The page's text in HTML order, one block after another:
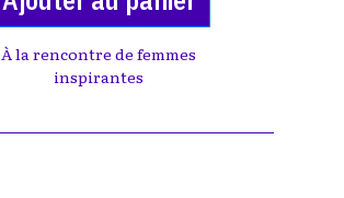
À la rencontre de femmes
inspirantes